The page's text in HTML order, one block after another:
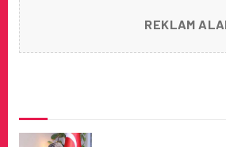
REKLAM